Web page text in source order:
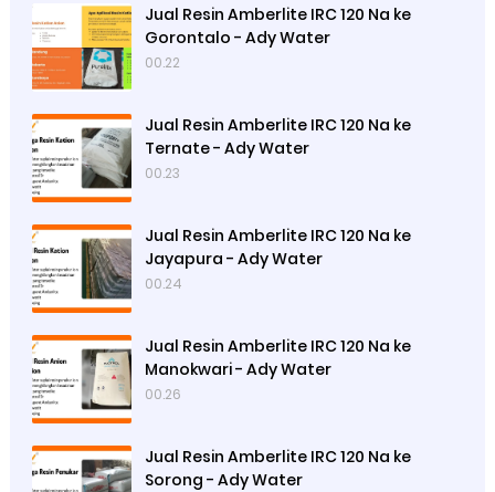
Jual Resin Amberlite IRC 120 Na ke
Gorontalo - Ady Water
00.22
Jual Resin Amberlite IRC 120 Na ke
Ternate - Ady Water
00.23
Jual Resin Amberlite IRC 120 Na ke
Jayapura - Ady Water
00.24
Jual Resin Amberlite IRC 120 Na ke
Manokwari - Ady Water
00.26
Jual Resin Amberlite IRC 120 Na ke
Sorong - Ady Water